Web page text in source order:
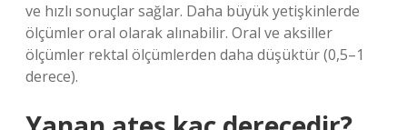
ve hızlı sonuçlar sağlar. Daha büyük yetişkinlerde
ölçümler oral olarak alınabilir. Oral ve aksiller
ölçümler rektal ölçümlerden daha düşüktür (0,5–1
derece).